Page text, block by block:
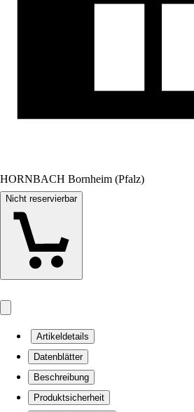
HORNBACH Bornheim (Pfalz)
Nicht reservierbar
Artikeldetails
Datenblätter
Beschreibung
Produktsicherheit